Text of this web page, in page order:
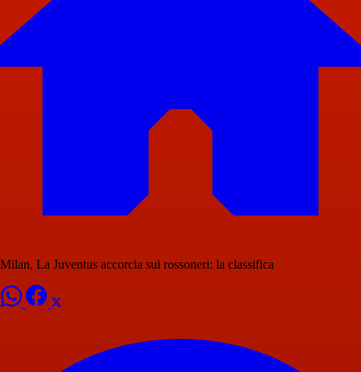
Milan, La Juventus accorcia sui rossoneri: la classifica